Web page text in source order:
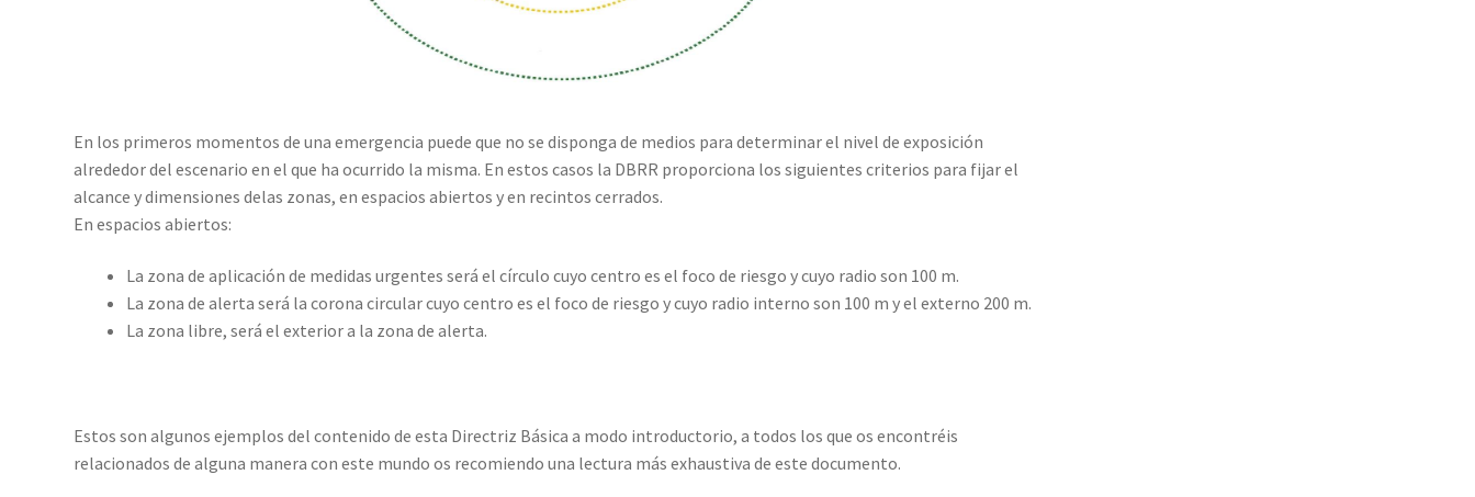
En los primeros momentos de una emergencia puede que no se disponga de medios para determinar el nivel de exposición
alrededor del escenario en el que ha ocurrido la misma. En estos casos la DBRR proporciona los siguientes criterios para fijar el
alcance y dimensiones delas zonas, en espacios abiertos y en recintos cerrados.
En espacios abiertos:
La zona de aplicación de medidas urgentes será el círculo cuyo centro es el foco de riesgo y cuyo radio son 100 m.
La zona de alerta será la corona circular cuyo centro es el foco de riesgo y cuyo radio interno son 100 m y el externo 200 m.
La zona libre, será el exterior a la zona de alerta.
Estos son algunos ejemplos del contenido de esta Directriz Básica a modo introductorio, a todos los que os encontréis
relacionados de alguna manera con este mundo os recomiendo una lectura más exhaustiva de este documento.